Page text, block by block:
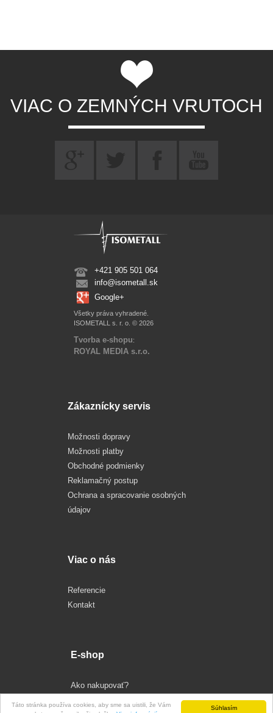
Súhlasím
Táto stránka používa cookies, aby sme sa uistili, že Vám
VIAC O ZEMNÝCH VRUTOCH
+421 905 501 064
info@isometall.sk
Google+
Všetky práva vyhradené.
ISOMETALL s. r. o. © 2026
Tvorba e-shopu:
ROYAL MEDIA s.r.o.
Zákaznícky servis
Možnosti dopravy
Možnosti platby
Obchodné podmienky
Reklamačný postup
Ochrana a spracovanie osobných
údajov
Viac o nás
Referencie
Kontakt
E-shop
Ako nakupovať?